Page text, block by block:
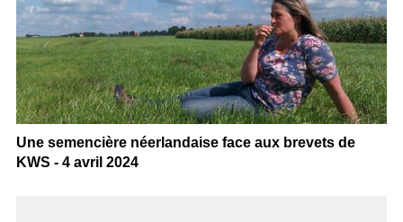
Une semencière néerlandaise face aux brevets de
KWS - 4 avril 2024